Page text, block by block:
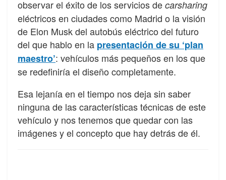
observar el éxito de los servicios de carsharing
eléctricos en ciudades como Madrid o la visión
de Elon Musk del autobús eléctrico del futuro
del que hablo en la presentación de su ‘plan
maestro’: vehículos más pequeños en los que
se redefiniría el diseño completamente.
Esa lejanía en el tiempo nos deja sin saber
ninguna de las características técnicas de este
vehículo y nos tenemos que quedar con las
imágenes y el concepto que hay detrás de él.